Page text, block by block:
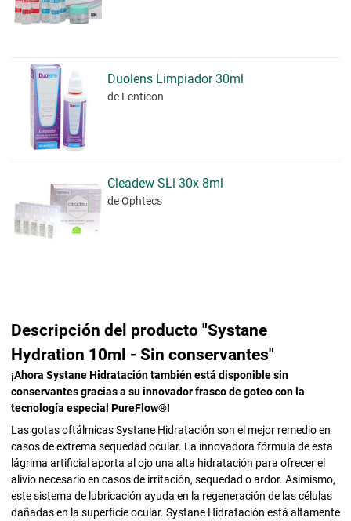
Duolens Limpiador 30ml
de Lenticon
Cleadew SLi 30x 8ml
de Ophtecs
Descripción del producto "Systane
Hydration 10ml - Sin conservantes"
¡Ahora Systane Hidratación también está disponible sin
conservantes gracias a su innovador frasco de goteo con la
tecnología especial PureFlow®!
Las gotas oftálmicas Systane Hidratación son el mejor remedio en
casos de extrema sequedad ocular. La innovadora fórmula de esta
lágrima artificial aporta al ojo una alta hidratación para ofrecer el
alivio necesario en casos de irritación, sequedad o ardor. Asimismo,
este sistema de lubricación ayuda en la regeneración de las células
dañadas en la superficie ocular. Systane Hidratación está altamente